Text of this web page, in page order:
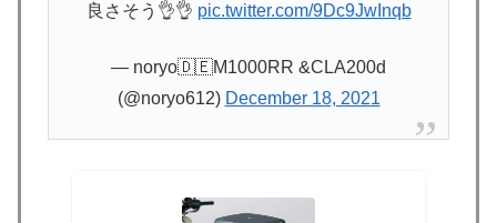
良さそう👌👌 pic.twitter.com/9Dc9JwInqb
— noryo🇩🇪M1000RR &CLA200d
(@noryo612) December 18, 2021